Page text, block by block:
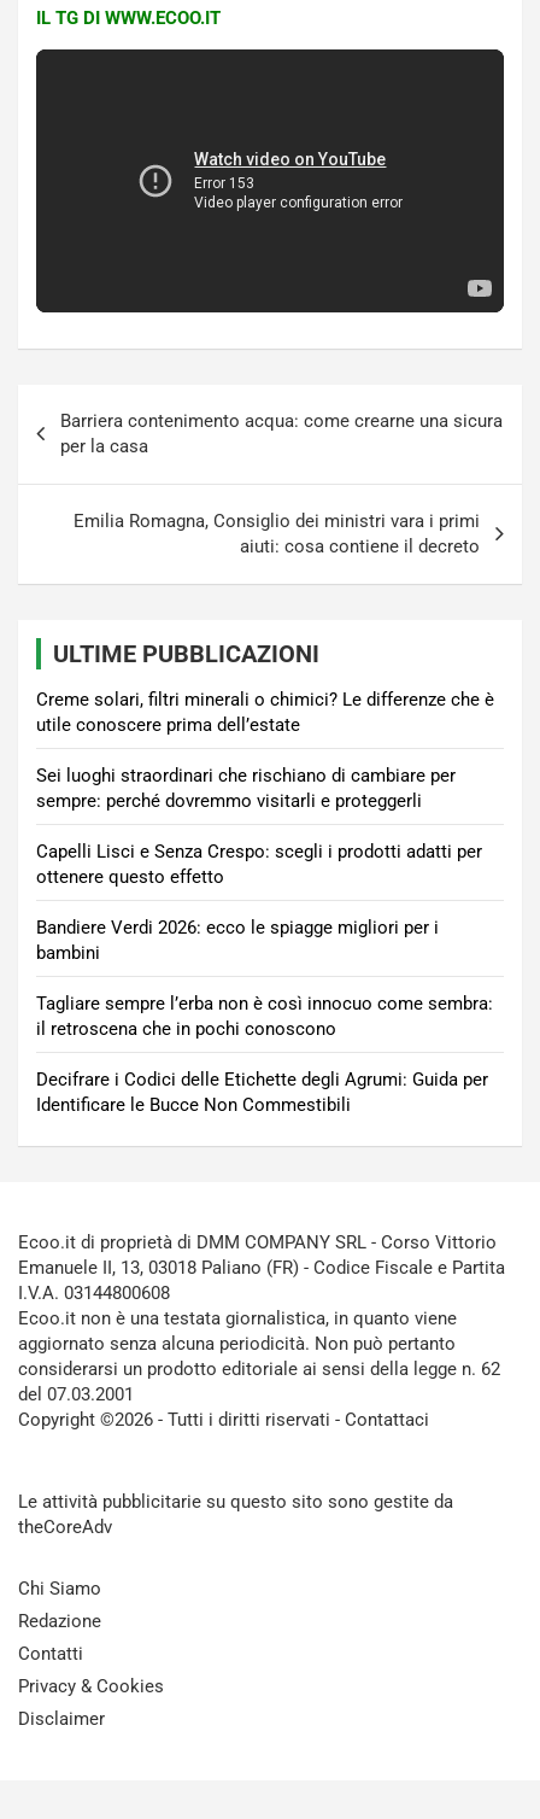
IL TG DI WWW.ECOO.IT
articoli
Barriera contenimento acqua: come crearne una sicura
per la casa
Emilia Romagna, Consiglio dei ministri vara i primi
aiuti: cosa contiene il decreto
ULTIME PUBBLICAZIONI
Creme solari, filtri minerali o chimici? Le differenze che è
utile conoscere prima dell’estate
Sei luoghi straordinari che rischiano di cambiare per
sempre: perché dovremmo visitarli e proteggerli
Capelli Lisci e Senza Crespo: scegli i prodotti adatti per
ottenere questo effetto
Bandiere Verdi 2026: ecco le spiagge migliori per i
bambini
Tagliare sempre l’erba non è così innocuo come sembra:
il retroscena che in pochi conoscono
Decifrare i Codici delle Etichette degli Agrumi: Guida per
Identificare le Bucce Non Commestibili
Ecoo.it di proprietà di DMM COMPANY SRL - Corso Vittorio
Emanuele II, 13, 03018 Paliano (FR) - Codice Fiscale e Partita
I.V.A. 03144800608
Ecoo.it non è una testata giornalistica, in quanto viene
aggiornato senza alcuna periodicità. Non può pertanto
considerarsi un prodotto editoriale ai sensi della legge n. 62
del 07.03.2001
Copyright ©2026 - Tutti i diritti riservati - Contattaci
Le attività pubblicitarie su questo sito sono gestite da
theCoreAdv
Chi Siamo
Redazione
Contatti
Privacy & Cookies
Disclaimer